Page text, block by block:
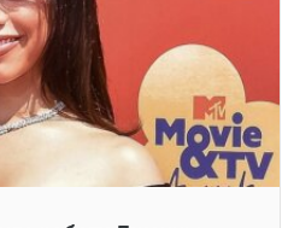
декабря 2022
и принес девушке